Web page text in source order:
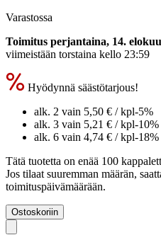
Varastossa
Toimitus perjantaina, 14.
viimeistään torstaina kello 23:59
Hyödynnä säästötarjous!
alk. 2 vain 5,50 € / kpl-5%
alk. 3 vain 5,21 € / kpl-10%
alk. 6 vain 4,74 € / kpl-18%
Tätä tuotetta on enää 100
Jos tilaat suuremman määrän,
toimituspäivämäärään.
Ostoskoriin